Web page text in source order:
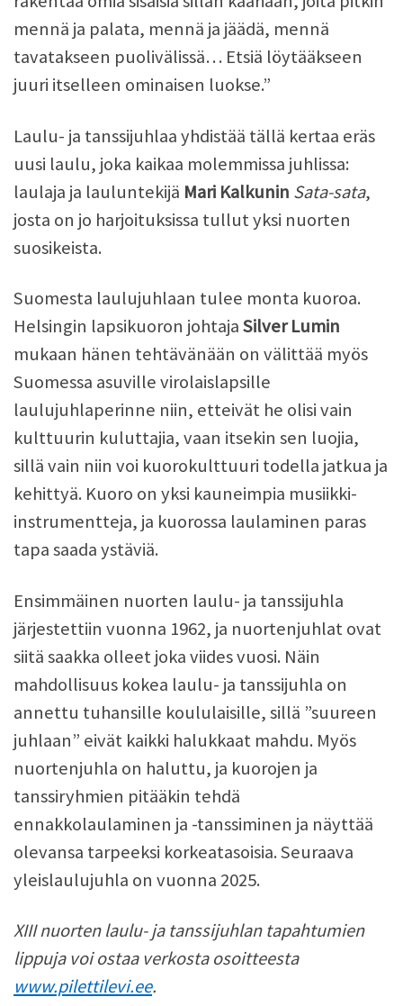
mennä ja palata, mennä ja jäädä, mennä
tavatakseen puolivälissä… Etsiä löytääkseen
juuri itselleen ominaisen luokse.”
Laulu- ja tanssijuhlaa yhdistää tällä kertaa eräs
uusi laulu, joka kaikaa molemmissa juhlissa:
laulaja ja lauluntekijä Mari Kalkunin Sata-sata,
josta on jo harjoituksissa tullut yksi nuorten
suosikeista.
Suomesta laulujuhlaan tulee monta kuoroa.
Helsingin lapsikuoron johtajaSilver Lumin
mukaan hänen tehtävänään on välittää myös
Suomessa asuville virolaislapsille
laulujuhlaperinne niin, etteivät he olisi vain
kulttuurin kuluttajia, vaan itsekin sen luojia,
sillä vain niin voi kuorokulttuuri todella jatkua ja
kehittyä. Kuoro on yksi kauneimpia musiikki-
instrumentteja, ja kuorossa laulaminen paras
tapa saada ystäviä.
Ensimmäinen nuorten laulu- ja tanssijuhla
järjestettiin vuonna 1962, ja nuortenjuhlat ovat
siitä saakka olleet joka viides vuosi. Näin
mahdollisuus kokea laulu- ja tanssijuhla on
annettu tuhansille koululaisille, sillä ”suureen
juhlaan” eivät kaikki halukkaat mahdu. Myös
nuortenjuhla on haluttu, ja kuorojen ja
tanssiryhmien pitääkin tehdä
ennakkolaulaminen ja -tanssiminen ja näyttää
olevansa tarpeeksi korkeatasoisia. Seuraava
yleislaulujuhla on vuonna 2025.
XIII nuorten laulu- ja tanssijuhlan tapahtumien
lippuja voi ostaa verkosta osoitteesta
www.pilettilevi.ee.